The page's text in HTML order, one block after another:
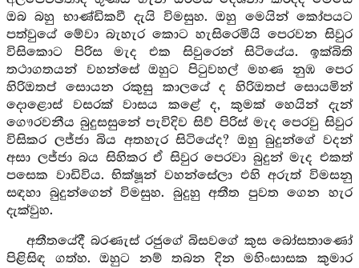
ඔබ බහු භාණ්ඩිකවී දැයි විමසුහ. ඔහු මෙයින් කෝපයට
පත්වුයේ මේවා බැහැර කොට හැසිරෙමියි පෙරවන සිවුර
විසිකොට පිරිස මැද එක සිවුරෙන් සිටියේය. ඉක්බිති
තථාගතයන් වහන්සේ ඔහුට පිටුවහල් මහණ නුඹ පෙර
හිරිඔතප් සොයන රකුසු කාලයේ ද හිරිඔතප් සොයමින්
දොළොස් වසරක් වාසය කළේ ද, කුමක් හෙයින් දැන්
ගෞරවනීය බුදුසසුනේ පැවිදිව සිව් පිරිස් මැද පෙරවු සිවුර
විසිකර ලජ්ජා බිය අතහැර සිටියේද? ඔහු බුදුන්ගේ වදන්
අසා ලජ්ජා බය සිහිකර ඒ සිවුර පෙරවා බුදුන් මැද එකත්
පසෙක වාඩිවිය. භික්ෂූන් වහන්සේලා එහි අරුත් විමසනු
සඳහා බුදුන්ගෙන් විමසුහ. බුදුහු අතීත පුවත ගෙන හැර
දැක්වුහ.
අතීතයේදී බරණැස් රජුගේ බිසවගේ කුස බෝසතාණෝ
පිළිසිඳ ගත්හ. ඔහුට නම් තබන දින මහිංසාසක කුමාර